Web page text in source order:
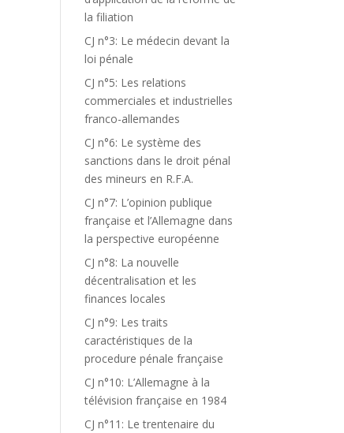
la filiation
CJ n°3: Le médecin devant la
loi pénale
CJ n°5: Les relations
commerciales et industrielles
franco-allemandes
CJ n°6: Le système des
sanctions dans le droit pénal
des mineurs en R.F.A.
CJ n°7: L’opinion publique
française et l’Allemagne dans
la perspective européenne
CJ n°8: La nouvelle
décentralisation et les
finances locales
CJ n°9: Les traits
caractéristiques de la
procedure pénale française
CJ n°10: L’Allemagne à la
télévision française en 1984
CJ n°11: Le trentenaire du